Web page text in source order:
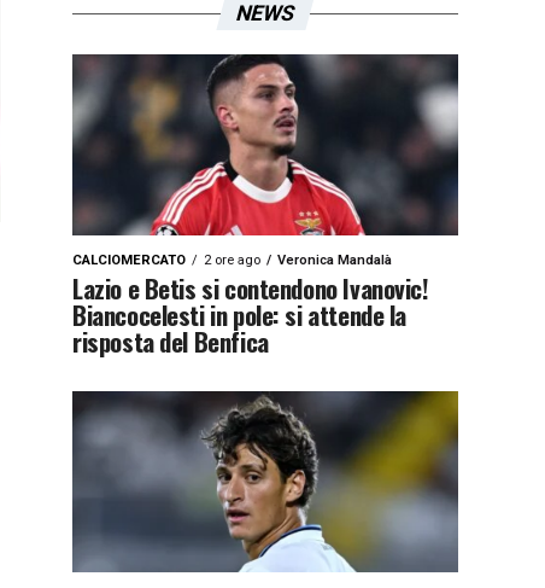
NEWS
CALCIOMERCATO 2 ore ago Veronica Mandalà
Lazio e Betis si contendono Ivanovic!
Biancocelesti in pole: si attende la
risposta del Benfica